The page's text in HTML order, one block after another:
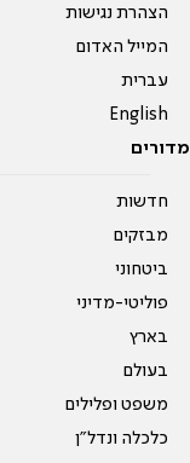
הצהרת נגישות
המייל האדום
עברית
English
מדורים
חדשות
מבזקים
ביטחוני
פוליטי-מדיני
בארץ
בעולם
משפט ופלילים
כלכלה ונדל"ן